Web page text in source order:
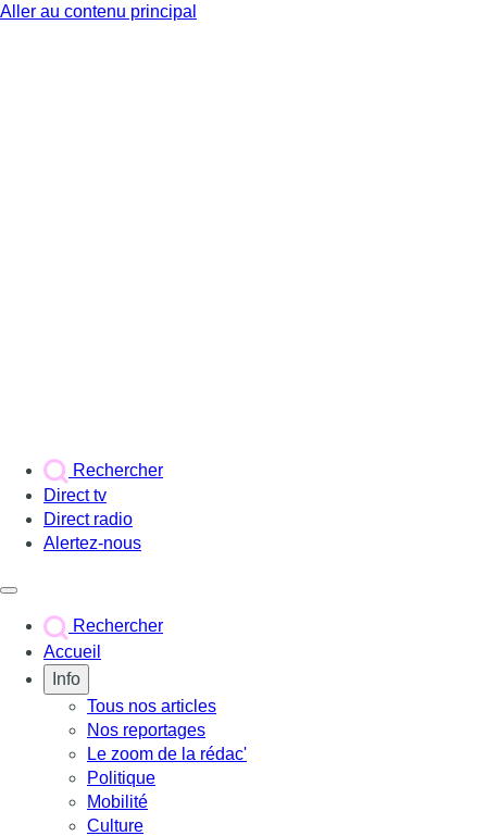
Aller au contenu principal
Rechercher
Direct tv
Direct radio
Alertez-nous
Rechercher
Accueil
Info
Tous nos articles
Nos reportages
Le zoom de la rédac'
Politique
Mobilité
Culture